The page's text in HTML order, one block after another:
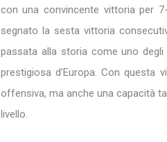
con una convincente vittoria per
segnato la sesta vittoria
passata alla storia come uno
prestigiosa d’Europa. Con
offensiva, ma anche una capacità
livello.